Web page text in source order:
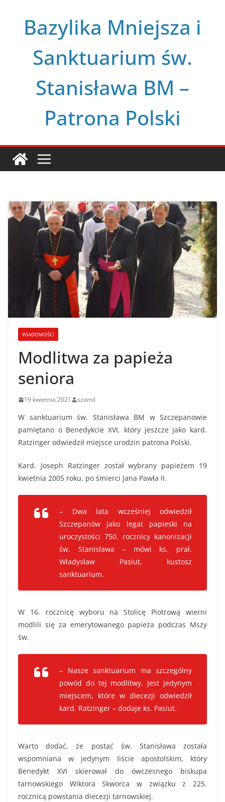
Bazylika Mniejsza i
Sanktuarium św.
Stanisława BM –
Patrona Polski
WIADOMOŚCI
Modlitwa za papieża
seniora
19 kwietnia 2021 szamil
W sanktuarium św. Stanisława BM w Szczepanowie
pamiętano o Benedykcie XVI, który jeszcze jako kard.
Ratzinger odwiedził miejsce urodzin patrona Polski.
Kard. Joseph Ratzinger został wybrany papieżem 19
kwietnia 2005 roku, po śmierci Jana Pawła II.
– Dwa lata wcześniej odwiedził
Szczepanów jako legat papieski na
uroczystości 750. rocznicy kanonizacji
św. Stanisława – mówi ks. prał.
Władysław Pasiut, kustosz
sanktuarium.
W 16. rocznicę wyboru na Stolicę Piotrową wierni
modlili się za emerytowanego papieża podczas Mszy
św.
– Nasze sanktuarium ma szczególny
powód do tej modlitwy. Jest jedynym
miejscem, które w diecezji odwiedził
kard. Ratzinger – dodaje ks. Pasiut.
Warto dodać, że postać św. Stanisława została
wspomniana w jedynym liście apostolskim, który
Benedykt XVI skierował do ówczesnego biskupa
tarnowskiego Wiktora Skworca w związku z 225.
rocznicą powstania diecezji tarnowskiej.